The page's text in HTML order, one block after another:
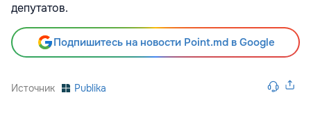
депутатов.
Подпишитесь на новости Point.md в Google
Источник Publika